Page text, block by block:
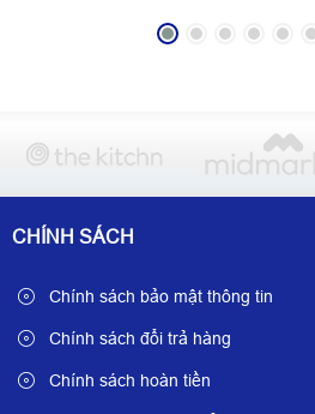
CHÍNH SÁCH
Chính sách bảo mật thông tin
Chính sách đổi trả hàng
Chính sách hoàn tiền